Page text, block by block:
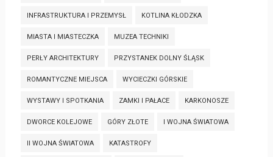
INFRASTRUKTURA I PRZEMYSŁ KOTLINA KŁODZKA
MIASTA I MIASTECZKA MUZEA TECHNIKI
PERŁY ARCHITEKTURY PRZYSTANEK DOLNY ŚLĄSK
ROMANTYCZNE MIEJSCA WYCIECZKI GÓRSKIE
WYSTAWY I SPOTKANIA ZAMKI I PAŁACE KARKONOSZE
DWORCE KOLEJOWE GÓRY ZŁOTE I WOJNA ŚWIATOWA
II WOJNA ŚWIATOWA KATASTROFY